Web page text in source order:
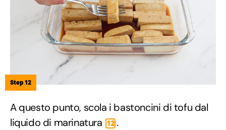
Step 12
A questo punto, scola i bastoncini di tofu dal
liquido di marinatura 12 .